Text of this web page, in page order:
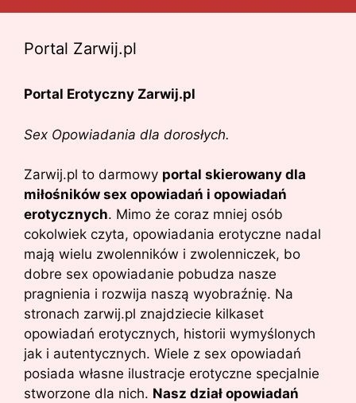
Portal Zarwij.pl
Portal Erotyczny Zarwij.pl
Sex Opowiadania dla dorosłych.
Zarwij.pl to darmowy portal skierowany dla
miłośników sex opowiadań i opowiadań
erotycznych. Mimo że coraz mniej osób
cokolwiek czyta, opowiadania erotyczne nadal
mają wielu zwolenników i zwolenniczek, bo
dobre sex opowiadanie pobudza nasze
pragnienia i rozwija naszą wyobraźnię. Na
stronach zarwij.pl znajdziecie kilkaset
opowiadań erotycznych, historii wymyślonych
jak i autentycznych. Wiele z sex opowiadań
posiada własne ilustracje erotyczne specjalnie
stworzone dla nich. Nasz dział opowiadań